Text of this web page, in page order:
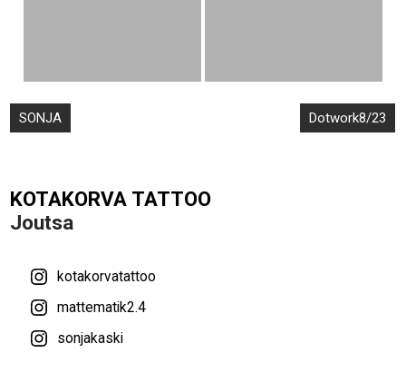
Artikkelien
selaus
SONJA Dotwork8/23
KOTAKORVA TATTOO
Joutsa
kotakorvatattoo
mattematik2.4
sonjakaski